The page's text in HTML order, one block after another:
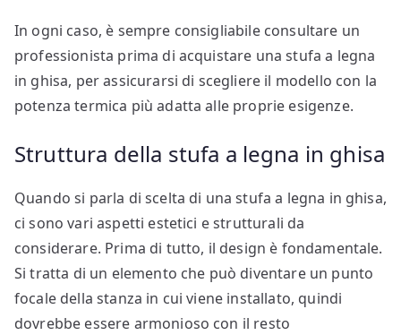
In ogni caso, è sempre consigliabile consultare un
professionista prima di acquistare una stufa a legna
in ghisa, per assicurarsi di scegliere il modello con la
potenza termica più adatta alle proprie esigenze.
Struttura della stufa a legna in ghisa
Quando si parla di scelta di una stufa a legna in ghisa,
ci sono vari aspetti estetici e strutturali da
considerare. Prima di tutto, il design è fondamentale.
Si tratta di un elemento che può diventare un punto
focale della stanza in cui viene installato, quindi
dovrebbe essere armonioso con il resto